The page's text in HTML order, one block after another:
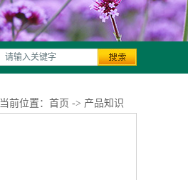
当前位置： 首页 -> 产品知识